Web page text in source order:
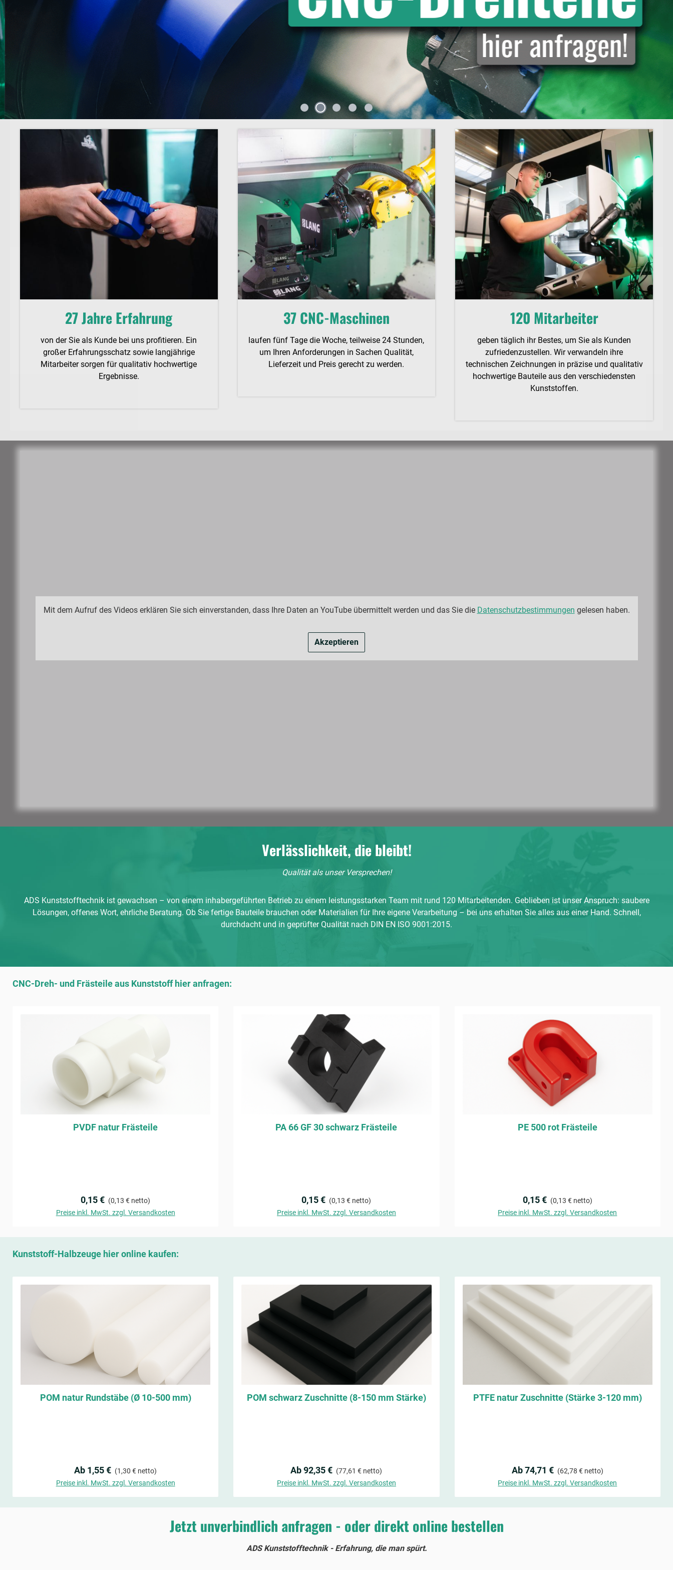
27 Jahre Erfahrung
von der Sie als Kunde bei uns profitieren. Ein
großer Erfahrungsschatz sowie langjährige
Mitarbeiter sorgen für qualitativ hochwertige
Ergebnisse.
37 CNC-Maschinen
laufen fünf Tage die Woche, teilweise 24 Stunden,
um Ihren Anforderungen in Sachen Qualität,
Lieferzeit und Preis gerecht zu werden.
120 Mitarbeiter
geben täglich ihr Bestes, um Sie als Kunden
zufriedenzustellen. Wir verwandeln ihre
technischen Zeichnungen in präzise und qualitativ
hochwertige Bauteile aus den verschiedensten
Kunststoffen.
Mit dem Aufruf des Videos erklären Sie sich einverstanden, dass Ihre Daten an YouTube übermittelt werden und das Sie die Datenschutzbestimmungen gelesen haben.
Akzeptieren
Verlässlichkeit, die bleibt!
Qualität als unser Versprechen!
ADS Kunststofftechnik ist gewachsen – von einem inhabergeführten Betrieb zu einem leistungsstarken Team mit rund 120 Mitarbeitenden. Geblieben ist unser Anspruch: saubere
Lösungen, offenes Wort, ehrliche Beratung. Ob Sie fertige Bauteile brauchen oder Materialien für Ihre eigene Verarbeitung – bei uns erhalten Sie alles aus einer Hand. Schnell,
durchdacht und in geprüfterQualität nach DIN EN ISO 9001:2015.
Produktgalerie überspringen
CNC-Dreh- und Frästeile aus Kunststoff hier anfragen:
PVDF natur Frästeile
Regulärer Preis:
0,15 € (0,13 € netto)
Preise inkl. MwSt. zzgl. Versandkosten
PA 66 GF 30 schwarz Frästeile
Regulärer Preis:
0,15 € (0,13 € netto)
Preise inkl. MwSt. zzgl. Versandkosten
PE 500 rot Frästeile
Regulärer Preis:
0,15 € (0,13 € netto)
Preise inkl. MwSt. zzgl. Versandkosten
Produktgalerie überspringen
Kunststoff-Halbzeuge hier online kaufen:
POM natur Rundstäbe (Ø 10-500 mm)
Regulärer Preis:
Ab 1,55 € (1,30 € netto)
Preise inkl. MwSt. zzgl. Versandkosten
POM schwarz Zuschnitte (8-150 mm Stärke)
Regulärer Preis:
Ab 92,35 € (77,61 € netto)
Preise inkl. MwSt. zzgl. Versandkosten
PTFE natur Zuschnitte (Stärke 3-120 mm)
Regulärer Preis:
Ab 74,71 € (62,78 € netto)
Preise inkl. MwSt. zzgl. Versandkosten
Jetzt unverbindlich anfragen - oder direkt online bestellen
ADS Kunststofftechnik - Erfahrung, die man spürt.